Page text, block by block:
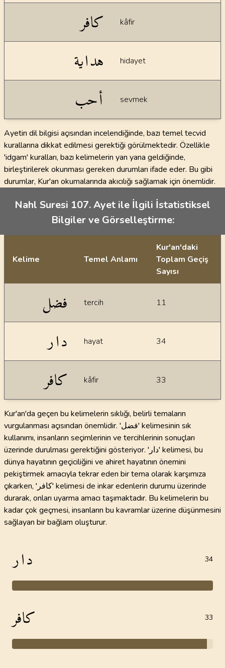
كافر kâfir
هداية hidayet
أحب sevmek
Ayetin dil bilgisi açısından incelendiğinde, bazı temel tecvid
kurallarına dikkat edilmesi gerektiği görülmektedir. Özellikle
'idgam' kuralları, bazı kelimelerin yan yana geldiğinde,
birleştirilerek okunması gereken durumları ifade eder. Bu gibi
durumlar, Kur'an okumalarında akıcılığı sağlamak için önemlidir.
Nahl Suresi 107. Ayet ile İlgili İstatistiksel
Bilgiler ve Görselleştirme:
Kelime Temel Anlamı
Kur'an'daki
Toplam Geçiş
Sayısı
فضل tercih 11
دار hayat 34
كافر kâfir 33
Kur'an'da geçen bu kelimelerin sıklığı, belirli temaların
vurgulanması açısından önemlidir. 'فضل' kelimesinin sık
kullanımı, insanların seçimlerinin ve tercihlerinin sonuçları
üzerinde durulması gerektiğini gösteriyor. 'دار' kelimesi, bu
dünya hayatının geçiciliğini ve ahiret hayatının önemini
pekiştirmek amacıyla tekrar eden bir tema olarak karşımıza
çıkarken, 'كافر' kelimesi de inkar edenlerin durumu üzerinde
durarak, onları uyarma amacı taşımaktadır. Bu kelimelerin bu
kadar çok geçmesi, insanların bu kavramlar üzerine düşünmesini
sağlayan bir bağlam oluşturur.
دار 34
كافر 33